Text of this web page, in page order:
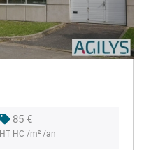
85 €
HT HC /m² /an